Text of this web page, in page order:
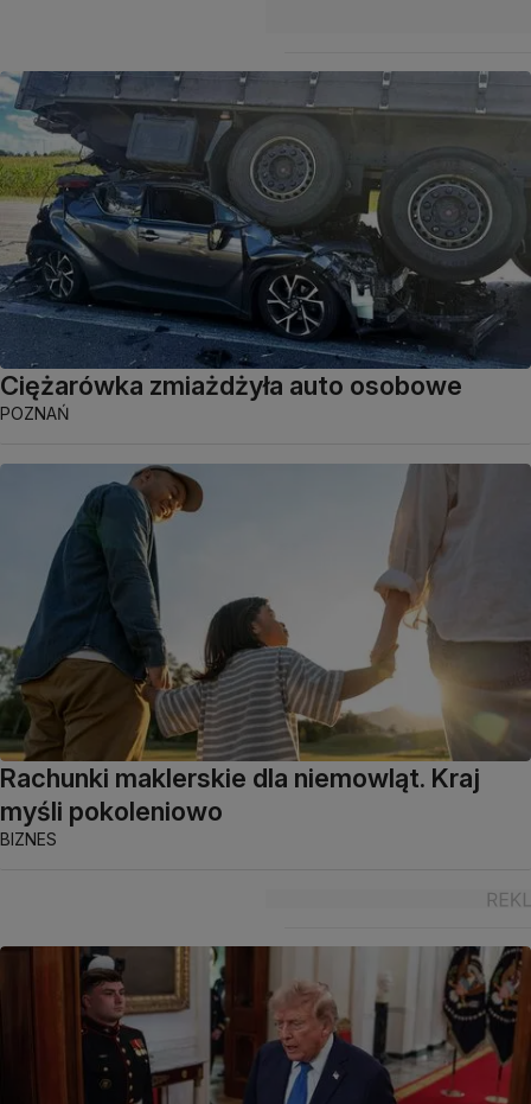
Ciężarówka zmiażdżyła auto osobowe
POZNAŃ
Rachunki maklerskie dla niemowląt. Kraj
myśli pokoleniowo
BIZNES